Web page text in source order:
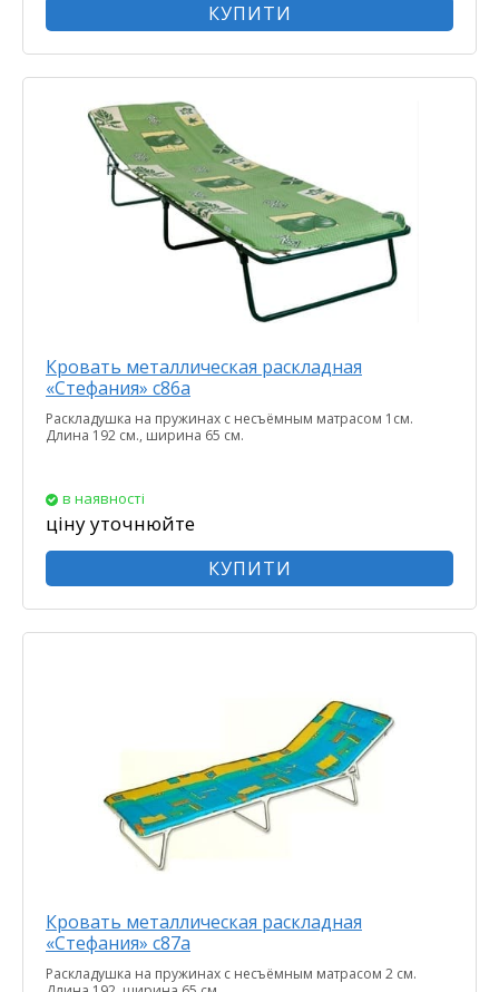
КУПИТИ
Кровать металлическая раскладная
«Стефания» с86а
Раскладушка на пружинах с несъёмным матрасом 1cм.
Длина 192 см., ширина 65 см.
в наявності
ціну уточнюйте
КУПИТИ
Кровать металлическая раскладная
«Стефания» с87а
Раскладушка на пружинах с несъёмным матрасом 2 см.